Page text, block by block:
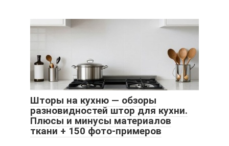
Шторы на кухню — обзоры
разновидностей штор для кухни.
Плюсы и минусы материалов
ткани + 150 фото-примеров